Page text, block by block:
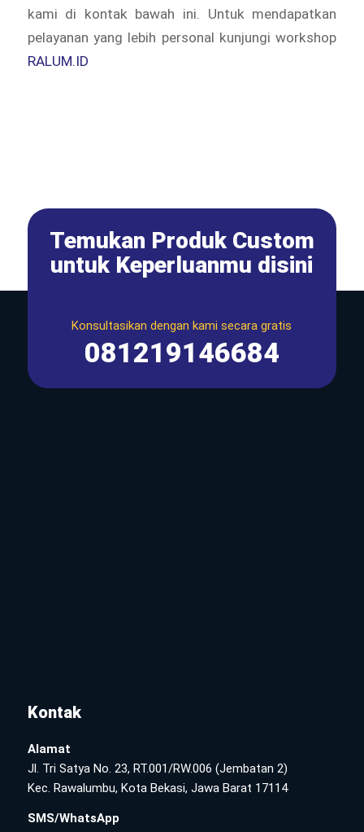
kami di kontak bawah ini. Untuk mendapatkan
pelayanan yang lebih personal kunjungi workshop
RALUM.ID
Temukan Produk Custom
untuk Keperluanmu disini
Konsultasikan dengan kami secara gratis
081219146684
Kontak
Alamat
Jl. Tri Satya No. 23, RT.001/RW.006 (Jembatan 2)
Kec. Rawalumbu, Kota Bekasi, Jawa Barat 17114
SMS/WhatsApp